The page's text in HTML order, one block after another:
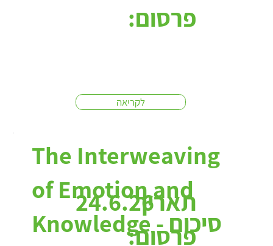
לקריאה
פרסום:
The Interweaving
of Emotion and
Knowledge - סיכום
24.6.26תאריך
פרסום: